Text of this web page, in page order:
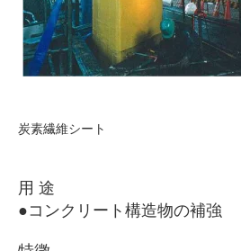
炭素繊維シート アラミ
用 途
●コンクリート構造物の補強